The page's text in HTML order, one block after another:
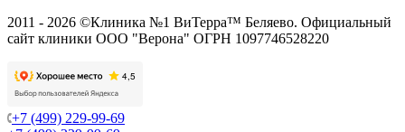
2011 - 2026 ©Клиника №1 ВиТерра™ Беляево. Официальный
сайт клиники ООО "Верона" ОГРН 1097746528220
+7 (499) 229-99-69